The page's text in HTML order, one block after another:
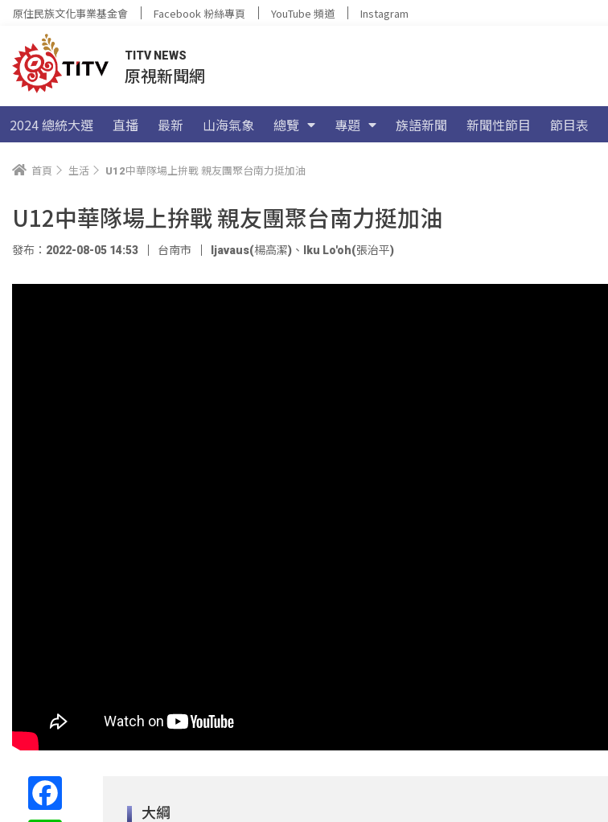
原住民族文化事業基金會 Facebook 粉絲專頁 YouTube 頻道 Instagram
TITV NEWS
原視新聞網
2024 總統大選 直播 最新 山海氣象 總覽 專題 族語新聞 新聞性節目 節目表
首頁 生活 U12中華隊場上拚戰 親友團聚台南力挺加油
U12中華隊場上拚戰 親友團聚台南力挺加油
發布：2022-08-05 14:53 台南市 ljavaus(楊高潔) 、 Iku Lo'oh(張治平)
大綱